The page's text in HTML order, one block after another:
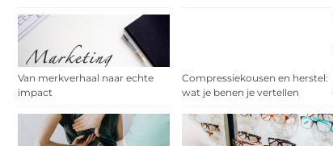
Van merkverhaal naar echte
impact
Compressiekousen en herstel:
wat je benen je vertellen